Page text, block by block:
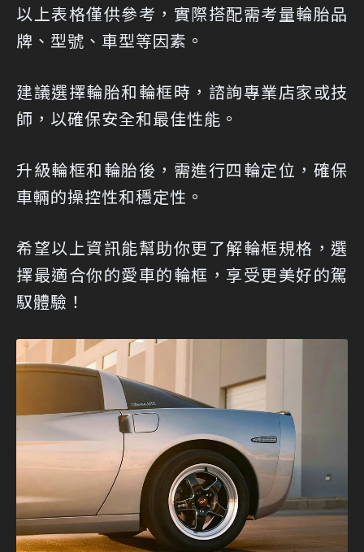
以上表格僅供參考，實際搭配需考量輪胎品
牌、型號、車型等因素。
建議選擇輪胎和輪框時，諮詢專業店家或技
師，以確保安全和最佳性能。
升級輪框和輪胎後，需進行四輪定位，確保
車輛的操控性和穩定性。
希望以上資訊能幫助你更了解輪框規格，選
擇最適合你的愛車的輪框，享受更美好的駕
馭體驗！